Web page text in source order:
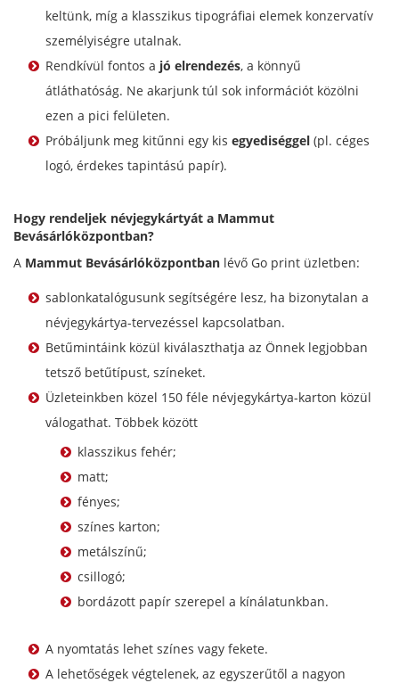
keltünk, míg a klasszikus tipográfiai elemek konzervatív
személyiségre utalnak.
Rendkívül fontos a jó elrendezés, a könnyű
átláthatóság. Ne akarjunk túl sok információt közölni
ezen a pici felületen.
Próbáljunk meg kitűnni egy kis egyediséggel (pl. céges
logó, érdekes tapintású papír).
Hogy rendeljek névjegykártyát a Mammut
Bevásárlóközpontban?
A Mammut Bevásárlóközpontban lévő Go print üzletben:
sablonkatalógusunk segítségére lesz, ha bizonytalan a
névjegykártya-tervezéssel kapcsolatban.
Betűmintáink közül kiválaszthatja az Önnek legjobban
tetsző betűtípust, színeket.
Üzleteinkben közel 150 féle névjegykártya-karton közül
válogathat. Többek között
klasszikus fehér;
matt;
fényes;
színes karton;
metálszínű;
csillogó;
bordázott papír szerepel a kínálatunkban.
A nyomtatás lehet színes vagy fekete.
A lehetőségek végtelenek, az egyszerűtől a nagyon